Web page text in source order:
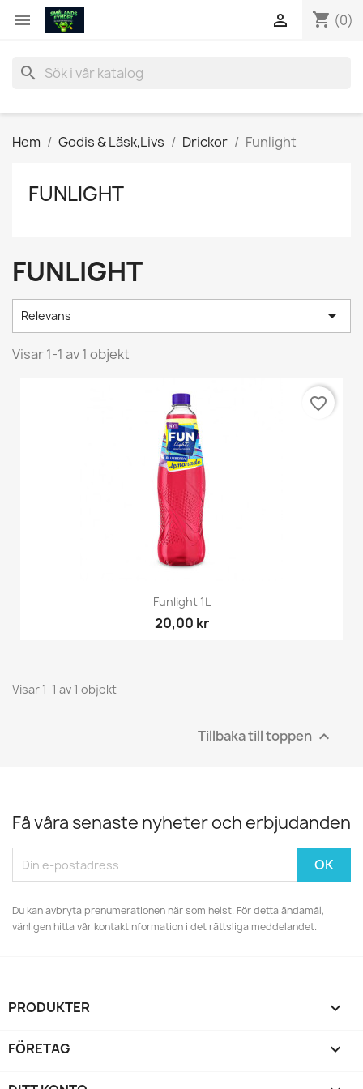
 shopping_cart (0)

search
Hem Godis & Läsk,Livs Drickor Funlight
FUNLIGHT
FUNLIGHT
Relevans 
Visar 1-1 av 1 objekt
Funlight 1L
20,00 kr
favorite_border
Visar 1-1 av 1 objekt
Tillbaka till toppen 
Få våra senaste nyheter och erbjudanden
Du kan avbryta prenumerationen när som helst. För detta ändamål,
vänligen hitta vår kontaktinformation i det rättsliga meddelandet.
PRODUKTER 
FÖRETAG 